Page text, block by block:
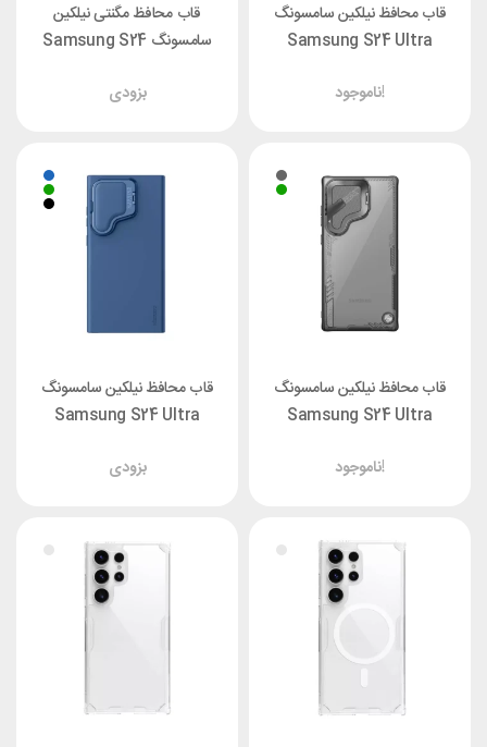
قاب محافظ نیلکین سامسونگ
Samsung S24 Ultra
ناموجود!
قاب محافظ مگنتی نیلکین
سامسونگ Samsung S24
Magnetic
بزودی
قاب محافظ نیلکین سامسونگ
Samsung S24 Ultra
ناموجود!
قاب محافظ نیلکین سامسونگ
Samsung S24 Ultra
Prop
بزودی